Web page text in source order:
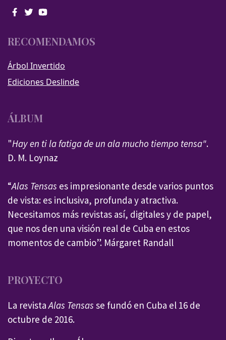
RECOMENDAMOS
Árbol Invertido
Ediciones Deslinde
ÁLBUM
"Hay en ti la fatiga de un ala mucho tiempo tensa".
D. M. Loynaz
“Alas Tensas es impresionante desde varios puntos
de vista: es inclusiva, profunda y atractiva.
Necesitamos más revistas así, digitales y de papel,
que nos den una visión real de Cuba en estos
momentos de cambio”. Márgaret Randall
PROYECTO
La revistaAlas Tensas se fundó en Cuba el 16 de
octubre de 2016.